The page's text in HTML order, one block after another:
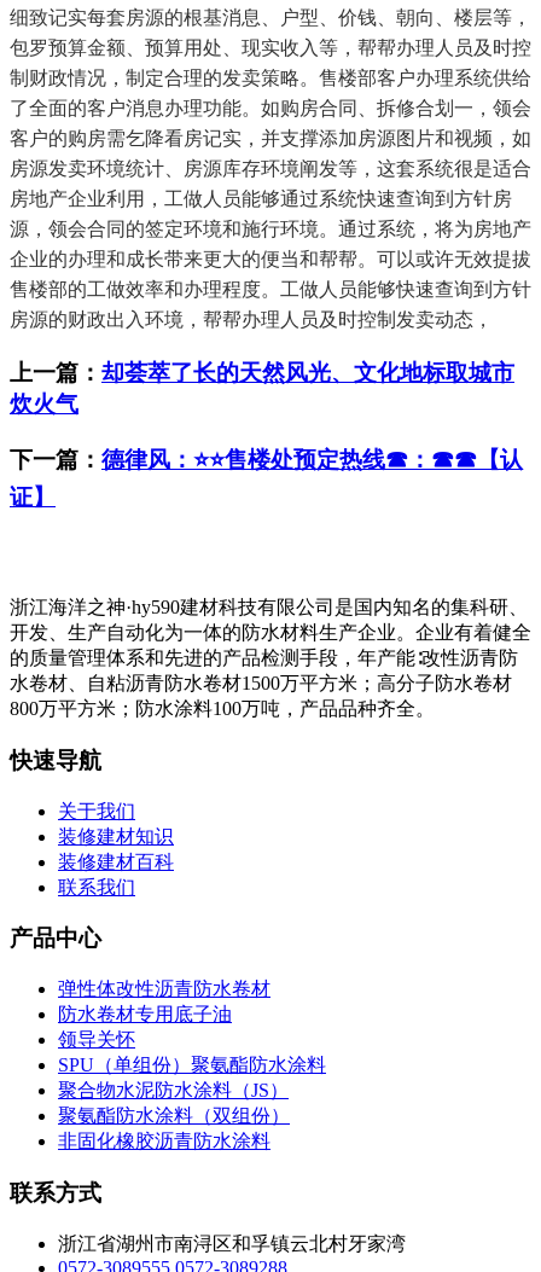
细致记实每套房源的根基消息、户型、价钱、朝向、楼层等，
包罗预算金额、预算用处、现实收入等，帮帮办理人员及时控
制财政情况，制定合理的发卖策略。售楼部客户办理系统供给
了全面的客户消息办理功能。如购房合同、拆修合划一，领会
客户的购房需乞降看房记实，并支撑添加房源图片和视频，如
房源发卖环境统计、房源库存环境阐发等，这套系统很是适合
房地产企业利用，工做人员能够通过系统快速查询到方针房
源，领会合同的签定环境和施行环境。通过系统，将为房地产
企业的办理和成长带来更大的便当和帮帮。可以或许无效提拔
售楼部的工做效率和办理程度。工做人员能够快速查询到方针
房源的财政出入环境，帮帮办理人员及时控制发卖动态，
上一篇： 却荟萃了长的天然风光、文化地标取城市
炊火气
下一篇： 德律风：⭐⭐售楼处预定热线☎：☎☎【认
证】
浙江海洋之神·hy590建材科技有限公司是国内知名的集科研、
开发、生产自动化为一体的防水材料生产企业。企业有着健全
的质量管理体系和先进的产品检测手段，年产能∶改性沥青防
水卷材、自粘沥青防水卷材1500万平方米；高分子防水卷材
800万平方米；防水涂料100万吨，产品品种齐全。
快速导航
关于我们
装修建材知识
装修建材百科
联系我们
产品中心
弹性体改性沥青防水卷材
防水卷材专用底子油
领导关怀
SPU（单组份）聚氨酯防水涂料
聚合物水泥防水涂料（JS）
聚氨酯防水涂料（双组份）
非固化橡胶沥青防水涂料
联系方式
浙江省湖州市南浔区和孚镇云北村牙家湾
0572-3089555 0572-3089288